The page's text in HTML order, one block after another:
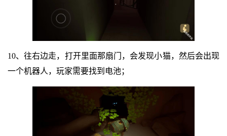
10、往右边走，打开里面那扇门，会发现小猫，然后会出现
一个机器人，玩家需要找到电池；